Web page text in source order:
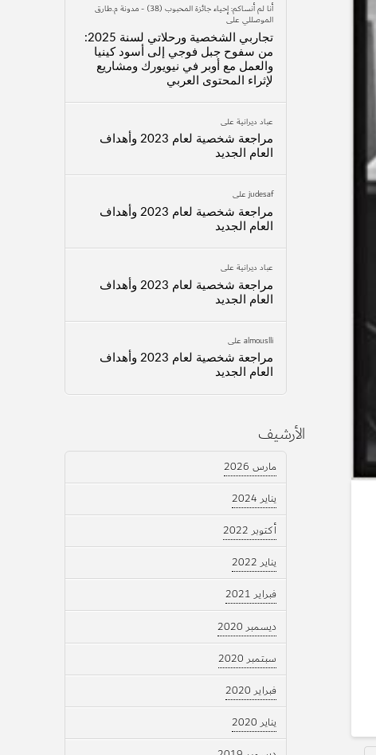
أنا لم أنساكم: إحياء جائزة المحبوب (38) - مدونة م.طارق
الموصللي على
تجاربي الشخصية ورحلاتي لسنة 2025:
من سفوح جبل فوجي إلى أسود كينيا
والعمل مع أوبر في نيويورك ومشاريع
لإثراء المحتوى العربي
عباد ديرانية على
مراجعة شخصية لعام 2023 وأهداف
العام الجديد
judesaf على
مراجعة شخصية لعام 2023 وأهداف
العام الجديد
عباد ديرانية على
مراجعة شخصية لعام 2023 وأهداف
العام الجديد
almouslli على
مراجعة شخصية لعام 2023 وأهداف
العام الجديد
الأرشيف
مارس 2026
يناير 2024
أكتوبر 2022
يناير 2022
فبراير 2021
ديسمبر 2020
سبتمبر 2020
فبراير 2020
يناير 2020